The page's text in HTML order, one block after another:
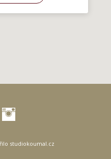
studiokoumal.cz